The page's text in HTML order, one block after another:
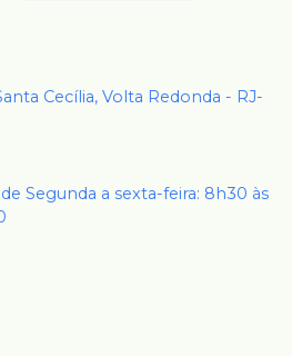
Cecília, Volta Redonda - RJ-
Segunda a sexta-feira: 8h30 às